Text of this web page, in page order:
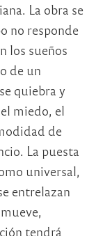
La obra se
no responde
los sueños
de un
quiebra y
miedo, el
de
La puesta
universal,
entrelazan
tendrá